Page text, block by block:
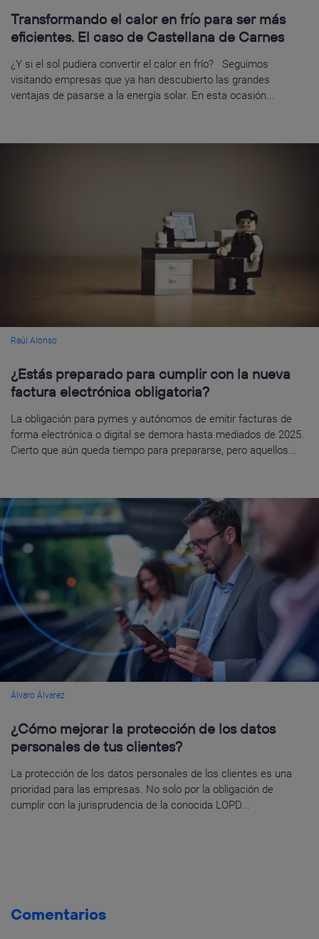
Transformando el calor en frío para ser más
eficientes. El caso de Castellana de Carnes
¿Y si el sol pudiera convertir el calor en frío? Seguimos
visitando empresas que ya han descubierto las grandes
ventajas de pasarse a la energía solar. En esta ocasión...
Raúl Alonso
¿Estás preparado para cumplir con la nueva
factura electrónica obligatoria?
La obligación para pymes y autónomos de emitir facturas de
forma electrónica o digital se demora hasta mediados de 2025.
Cierto que aún queda tiempo para prepararse, pero aquellos...
Álvaro Álvarez
¿Cómo mejorar la protección de los datos
personales de tus clientes?
La protección de los datos personales de los clientes es una
prioridad para las empresas. No solo por la obligación de
cumplir con la jurisprudencia de la conocida LOPD...
Comentarios